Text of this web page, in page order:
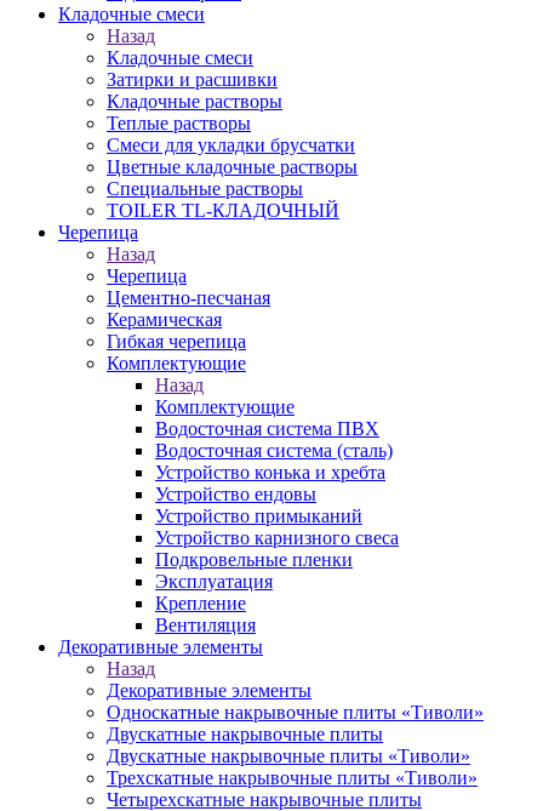
Кладочные смеси
Назад
Кладочные смеси
Затирки и расшивки
Кладочные растворы
Теплые растворы
Смеси для укладки брусчатки
Цветные кладочные растворы
Специальные растворы
TOILER TL-КЛАДОЧНЫЙ
Черепица
Назад
Черепица
Цементно-песчаная
Керамическая
Гибкая черепица
Комплектующие
Назад
Комплектующие
Водосточная система ПВХ
Водосточная система (сталь)
Устройство конька и хребта
Устройство ендовы
Устройство примыканий
Устройство карнизного свеса
Подкровельные пленки
Эксплуатация
Крепление
Вентиляция
Декоративные элементы
Назад
Декоративные элементы
Односкатные накрывочные плиты «Тиволи»
Двускатные накрывочные плиты
Двускатные накрывочные плиты «Тиволи»
Трехскатные накрывочные плиты «Тиволи»
Четырехскатные накрывочные плиты